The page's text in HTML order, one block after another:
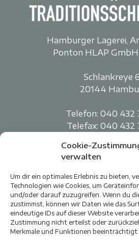
Cookie-
verwalten
Um dir ein optimales Erlebnis zu bieten,
Technologien wie Cookies, um
und/oder darauf zuzugreifen. Wenn du
zustimmst, können wir Daten wie das
eindeutige IDs auf dieser Website
Zustimmung nicht erteilst oder
Merkmale und Funktionen beeinträchtigt
Hamburger Lagerei,
Ponton HLAP GmbH
Schlankreye
20144
Telefon: 040 432
Telefax: 040 432
Traditionelle
Schlankreye
20144
TBE-Contor c/o